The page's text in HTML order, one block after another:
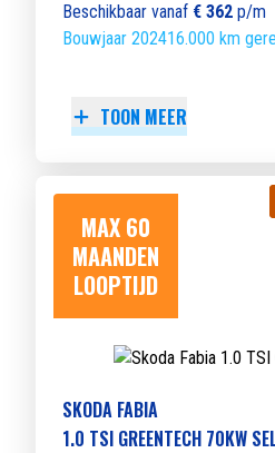
Beschikbaar vanaf € 362 p/m
Bouwjaar 202416.000 km
TOON MEER
MAX 60
MAANDEN
LOOPTIJD
SKODA FABIA
1.0 TSI GREENTECH 70KW